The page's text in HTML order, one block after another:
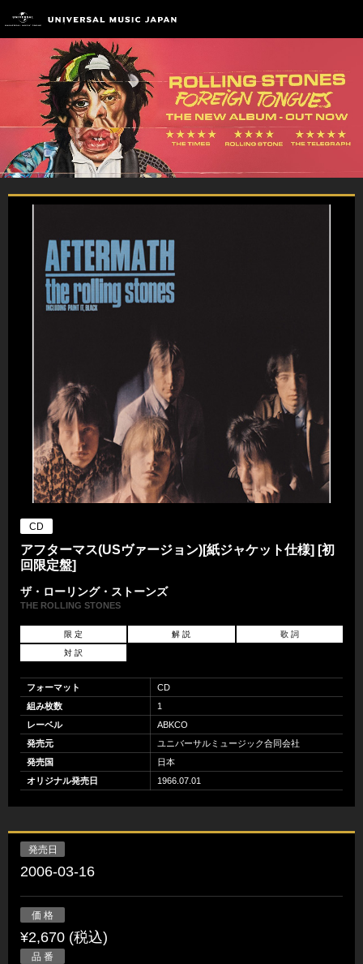
CD
アフターマス(USヴァージョン)[紙ジャケット仕様] [初
回限定盤]
ザ・ローリング・ストーンズ
THE ROLLING STONES
限 定 解 説 歌 詞
対 訳
フォーマット
CD
組み枚数
1
レーベル
ABKCO
発売元
ユニバーサルミュージック合同会社
発売国
日本
オリジナル発売日
1966.07.01
発売日
2006-03-16
価 格
¥2,670 (税込)
品 番